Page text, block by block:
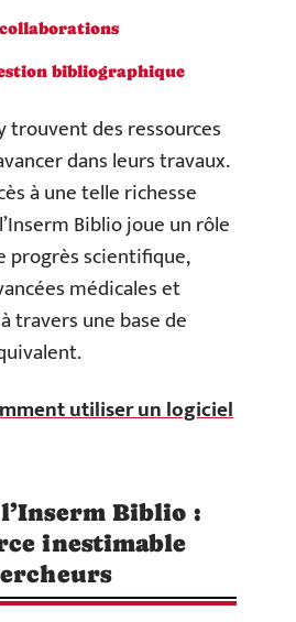
bibliographique
trouvent des ressources
dans leurs travaux.
à une telle richesse
Biblio joue un rôle
progrès scientifique,
médicales et
travers une base de
utiliser un logiciel
Biblio :
inestimable